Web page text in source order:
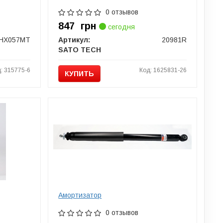
315775-6
0 отзывов
847 грн
сегодня
Артикул:
20981R
SATO TECH
КУПИТЬ Код: 1625831-26
Амортизатор
0 отзывов